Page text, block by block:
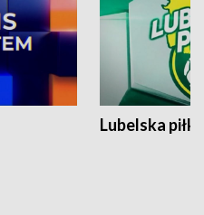
Lubelska piłka